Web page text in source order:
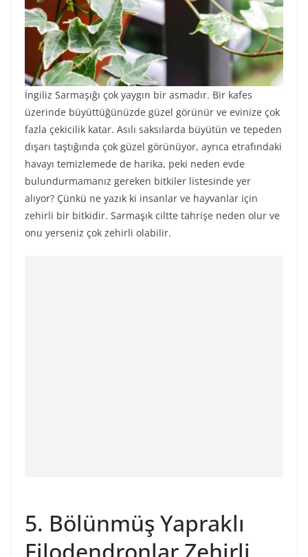
İngiliz Sarmaşığı çok yaygın bir asmadır. Bir kafes
üzerinde büyüttüğünüzde güzel görünür ve evinize çok
fazla çekicilik katar. Asılı saksılarda büyütün ve tepeden
dışarı taştığında çok güzel görünüyor, ayrıca etrafındaki
havayı temizlemede de harika, peki neden evde
bulundurmamanız gereken bitkiler listesinde yer
alıyor? Çünkü ne yazık ki insanlar ve hayvanlar için
zehirli bir bitkidir. Sarmaşık ciltte tahrişe neden olur ve
onu yerseniz çok zehirli olabilir.
5. Bölünmüş Yapraklı
Filodendronlar Zehirli